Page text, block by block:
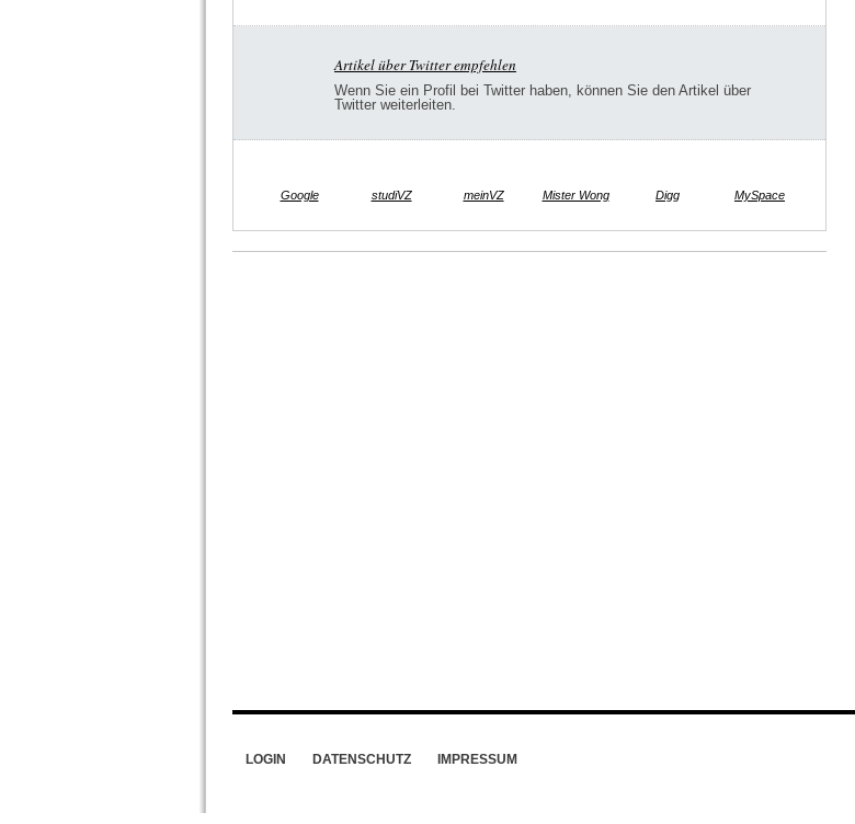
Artikel über Twitter empfehlen
Wenn Sie ein Profil bei Twitter haben, können Sie den Artikel über
Twitter weiterleiten.
Google studiVZ meinVZ Mister Wong Digg MySpace
LOGIN DATENSCHUTZ IMPRESSUM